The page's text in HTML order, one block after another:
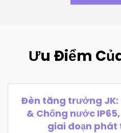
Ưu Điểm
Đèn tăng trưởng JK:
& Chống nước
giai đoạn phát